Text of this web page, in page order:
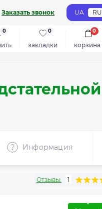
Заказать звонок UA RU
0
закладки
0
корзина
0
Информация
Отзывы: 1